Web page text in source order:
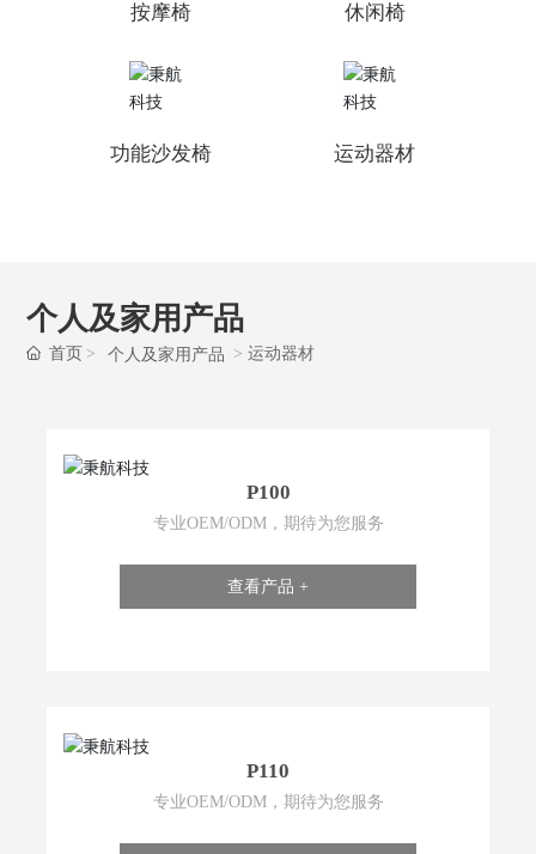
按摩椅 休闲椅
功能沙发椅 运动器材
个人及家用产品
首页 个人及家用产品 运动器材
P100
专业OEM/ODM，期待为您服务
查看产品 +
P110
专业OEM/ODM，期待为您服务